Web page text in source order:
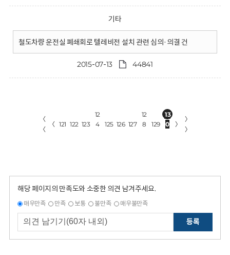
기타
철도차량 운전실 폐쇄회로 텔레비전 설치 관련 심의·의결 건
2015-07-13 44841
〈
〈
〈 121 122 123
12
4
125 126 127
12
8
129
13
0
〉
〉
〉
해당 페이지의 만족도와 소중한 의견 남겨주세요.
매우만족 만족 보통 불만족 매우불만족
등록